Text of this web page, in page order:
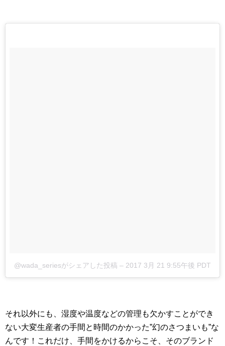
@wada_seriesがシェアした投稿 – 2017 3月 21 9:55午後 PDT
それ以外にも、湿度や温度などの管理も欠かすことができ
ない大変生産者の手間と時間のかかった”幻のさつまいも”な
んです！これだけ、手間をかけるからこそ、そのブランド